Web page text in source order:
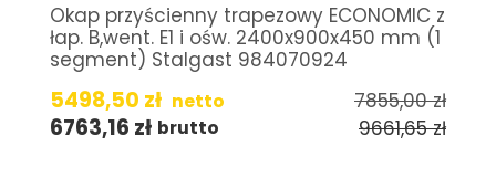
Okap przyścienny trapezowy ECONOMIC z
łap. B,went. E1 i ośw. 2400x900x450 mm (1
segment) Stalgast 984070924
5498,50 zł netto 7855,00zł
6763,16 zł brutto 9661,65zł